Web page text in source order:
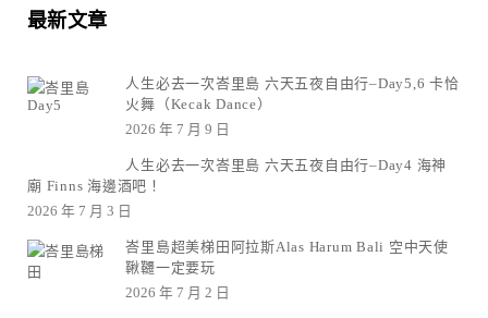
最新文章
人生必去一次峇里島 六天五夜自由行–Day5,6 卡恰
火舞（Kecak Dance）
2026 年 7 月 9 日
人生必去一次峇里島 六天五夜自由行–Day4 海神
廟 Finns 海邊酒吧！
2026 年 7 月 3 日
峇里島超美梯田阿拉斯Alas Harum Bali 空中天使
鞦韆一定要玩
2026 年 7 月 2 日